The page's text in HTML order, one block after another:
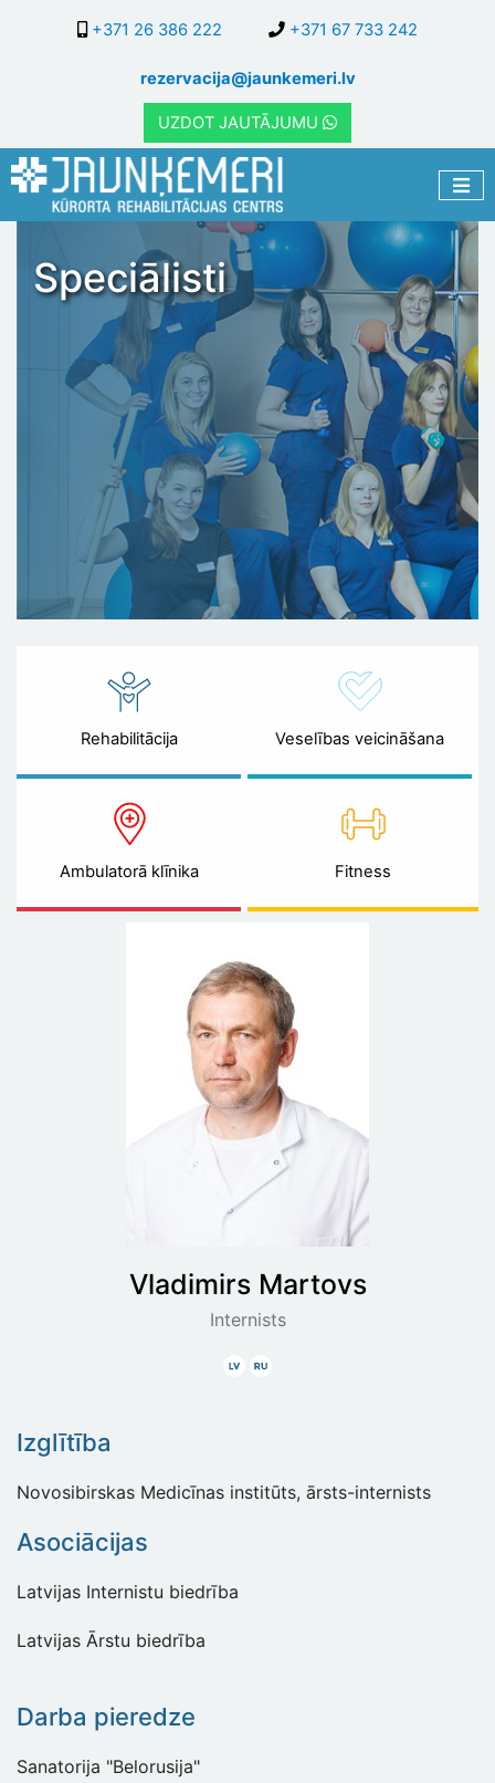
galveno
saturu
+371 26 386 222 +371 67 733 242
rezervacija@jaunkemeri.lv
UZDOT JAUTĀJUMU
Speciālisti
Rehabilitācija Veselības veicināšana
Ambulatorā klīnika Fitness
Vladimirs Martovs
Internists
LatviskiKrieviski
Izglītība
Novosibirskas Medicīnas institūts, ārsts-internists
Asociācijas
Latvijas Internistu biedrība
Latvijas Ārstu biedrība
Darba pieredze
Sanatorija "Belorusija"